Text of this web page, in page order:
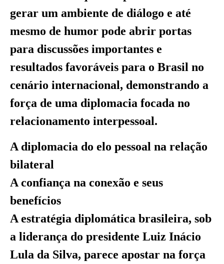
gerar um ambiente de diálogo e até
mesmo de humor pode abrir portas
para discussões importantes e
resultados favoráveis para o Brasil no
cenário internacional, demonstrando a
força de uma diplomacia focada no
relacionamento interpessoal.
A diplomacia do elo pessoal na relação
bilateral
A confiança na conexão e seus
benefícios
A estratégia diplomática brasileira, sob
a liderança do presidente Luiz Inácio
Lula da Silva, parece apostar na força